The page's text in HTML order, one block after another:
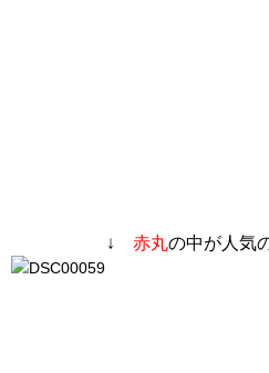
↓ 赤丸の中が人気